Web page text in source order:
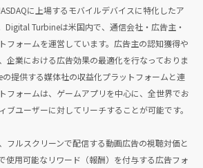
に上場するモバイルデバイスに特化したア
Digital Turbineは米国内で、通信会社・広告主・
フォームを運営しています。広告主の認知獲得や
企業における広告効果の最適化を行なっておりま
提供する媒体社の収益化プラットフォームと連
フォームは、ゲームアプリを中心に、全世界でお
ブユーザーに対してリーチすることが可能です。
フルスクリーンで配信する動画広告の視聴対価と
使用可能なリワード（報酬）を付与する広告フォ